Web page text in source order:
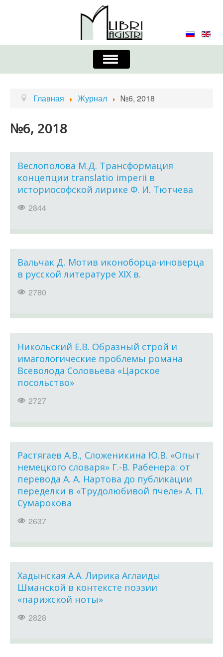
Включить/
выключить
навигацию
Порядок приема и публикации
Список авторов
Устав
Главная Журнал №6, 2018
№6, 2018
Веслополова М.Д. Трансформация
концепции translatio imperii в
историософской лирике Ф. И. Тютчева
2844
Вальчак Д. Мотив иконоборца-иноверца
в русской литературе XIX в.
2780
Никольский Е.В. Образный строй и
имагологические проблемы романа
Всеволода Соловьева «Царское
посольство»
2727
Растягаев А.В., Сложеникина Ю.В. «Опыт
немецкого словаря» Г.-В. Рабенера: от
перевода А. А. Нартова до публикации
переделки в «Трудолюбивой пчеле» А. П.
Сумарокова
2637
Хадынская А.А. Лирика Аглаиды
Шманской в контексте поэзии
«парижской ноты»
2828